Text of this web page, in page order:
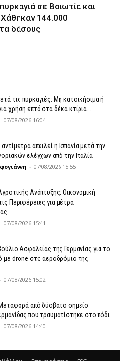
σε Βοιωτία και
144.000
δάσους
τις πυρκαγιές: Μη κατοικήσιμα ή
χρήση επτά στα δέκα κτίρια...
- 07/08/2026 16:04
απειλεί η Ισπανία μετά την
ελέγχων από την Ιταλία
- 07/08/2026 15:55
Ανάπτυξης: Οικονομική
Περιφέρειες για μέτρα
- 07/08/2026 15:41
Ασφαλείας της Γερμανίας για το
με drone στο αεροδρόμιο της
- 07/08/2026 15:02
από δύσβατο σημείο
που τραυματίστηκε στο πόδι
- 07/08/2026 14:40